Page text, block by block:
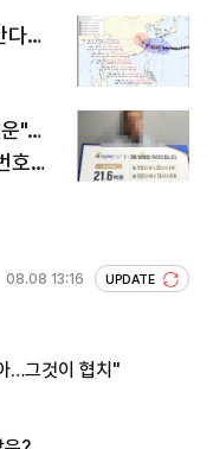
다…
운"…
호조
08.08 13:16 UPDATE
…그것이 협치"